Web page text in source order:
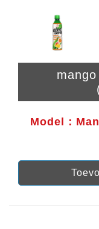
Model：